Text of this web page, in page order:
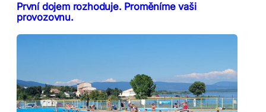
První dojem rozhoduje. Proměníme vaši
provozovnu.